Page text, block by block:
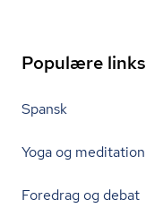
Populære links
Spansk
Yoga og meditation
Foredrag og debat